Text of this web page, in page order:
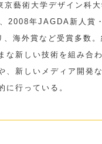
藝術大学デザイン科
2008年JAGDA新人賞
海外賞など受賞多数
な新しい技術を組み合
、新しいメディア開発
に行っている。